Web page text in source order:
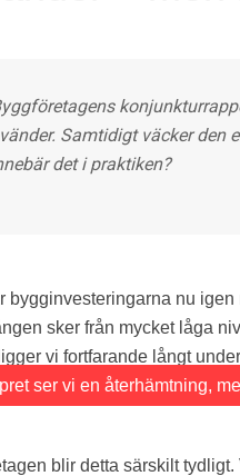
Samtidigt väcker den
det i praktiken?
bygginvesteringarna nu
sker från mycket låga
vi fortfarande långt
ser vi en återhämtning,
blir detta särskilt